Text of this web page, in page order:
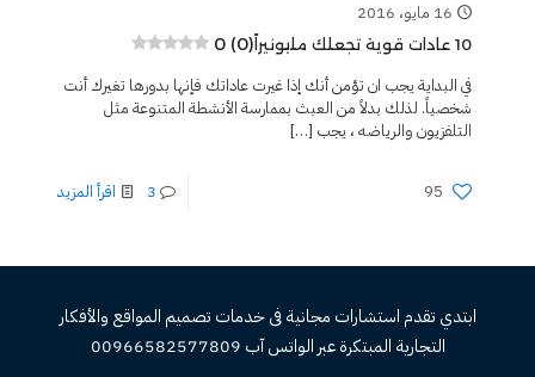
16 مايو، 2016
10 عادات قوية تجعلك مليونيراً 0 (0)
في البداية يجب ان تؤمن أنك إذا غيرت عاداتك فإنها بدورها تغيرك أنت
شخصياً. لذلك بدلاً من العبث بممارسة الأنشطة المتنوعة مثل
التلفزيون والرياضه ، يجب […]
95
3 اقرأ المزيد
ابتدي تقدم استشارات مجانية فى خدمات تصميم المواقع والأفكار
التجارية المبتكرة عبر الواتس آب 00966582577809